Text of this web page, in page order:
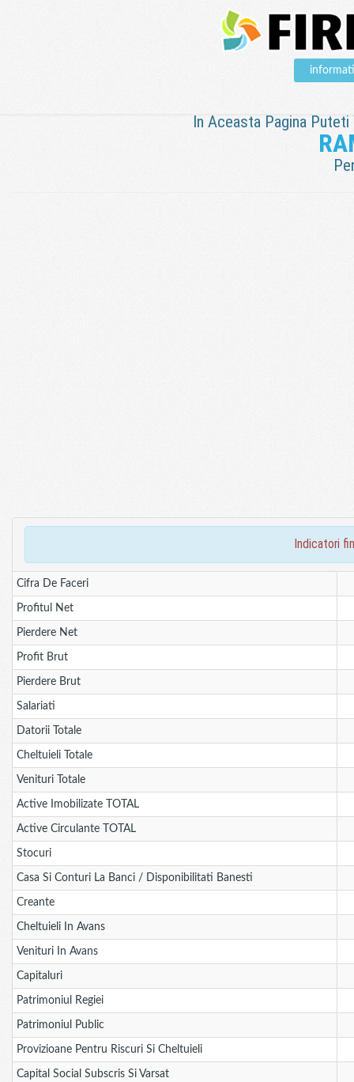
In Aceasta Pagina
indicatori
Cifra De Faceri
Profitul Net
Pierdere Net
Profit Brut
Pierdere Brut
Salariati
Datorii Totale
Cheltuieli Totale
Venituri Totale
Active Imobilizate TOTAL
Active Circulante TOTAL
Stocuri
Casa Si Conturi La Banci / Disponibilitati Banesti
Creante
Cheltuieli In Avans
Venituri In Avans
Capitaluri
Patrimoniul Regiei
Patrimoniul Public
Provizioane Pentru Riscuri Si Cheltuieli
Capital Social Subscris Si Varsat